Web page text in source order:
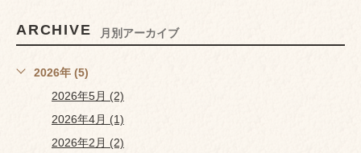
ARCHIVE 月別アーカイブ
2026年 (5)
2026年5月 (2)
2026年4月 (1)
2026年2月 (2)